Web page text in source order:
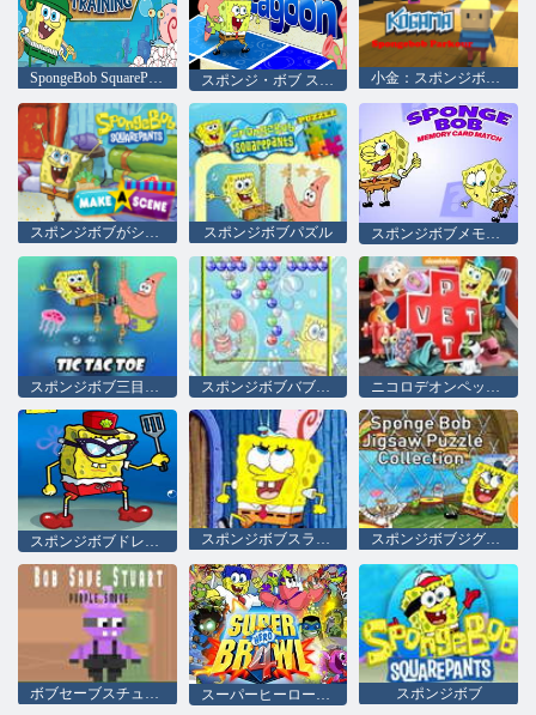
SpongeBob SquarePantsスプリングトレーニング 小金：スポンジボウルパルクール
スポンジボブがシーンを作る スポンジボブパズル スポンジボブメモリーカードマッチ
スポンジボブ三目並べ スポンジボブバブルシュート ニコロデオンペット獣医
スポンジボブスライド スポンジボブジグソーパズルコレクション
ボブセーブスチュアートパープルスモーク スーパーヒーロー乱闘4 スポンジボブ